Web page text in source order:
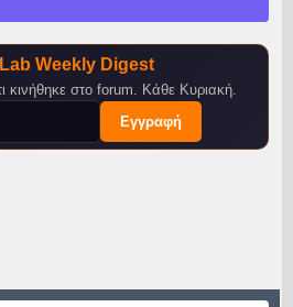
Weekly Digest
κινήθηκε στο forum. Κάθε Κυριακή.
Εγγραφή